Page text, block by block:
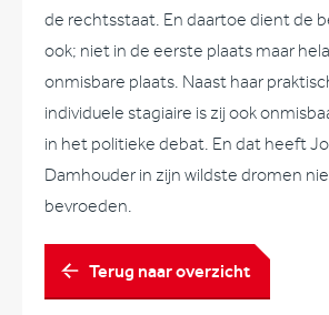
de rechtsstaat. En daartoe dient de
ook; niet in de eerste plaats maar
onmisbare plaats. Naast haar
individuele stagiaire is zij ook
in het politieke debat. En dat heeft
Damhouder in zijn wildste dromen
bevroeden.
Terug naar overzicht